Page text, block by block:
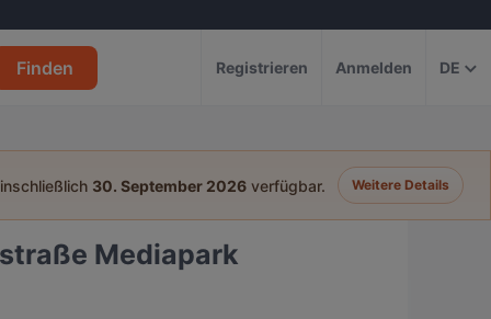
Finden Registrieren Anmelden DE
30. September 2026 verfügbar. Weitere Details
Mediapark